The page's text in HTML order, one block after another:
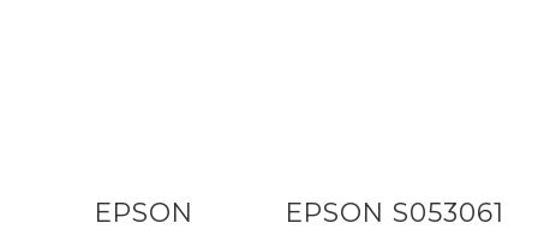
EPSON
EPSON S053061